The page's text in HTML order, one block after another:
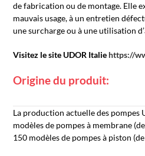
de fabrication ou de montage. Elle
mauvais usage, à un entretien
une surcharge ou à une utilisation
Visitez le site UDOR Italie https://
Origine du produit:
La production actuelle des pompes
modèles de pompes à membrane
150 modèles de pompes à piston